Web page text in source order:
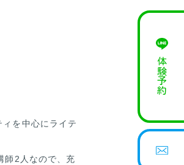
を中心にライテ
師2人なので、充
体験予約